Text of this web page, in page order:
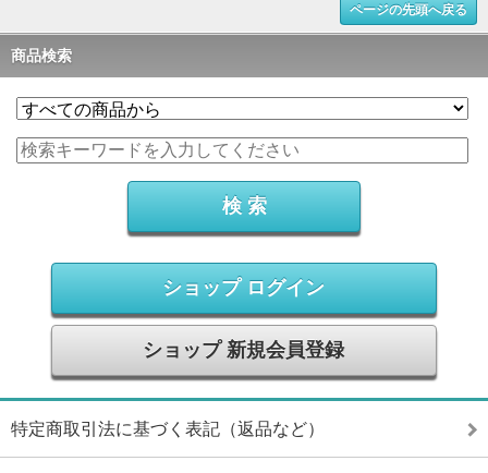
ページの先頭へ戻る
商品検索
ショップ ログイン
ショップ 新規会員登録
特定商取引法に基づく表記（返品など）